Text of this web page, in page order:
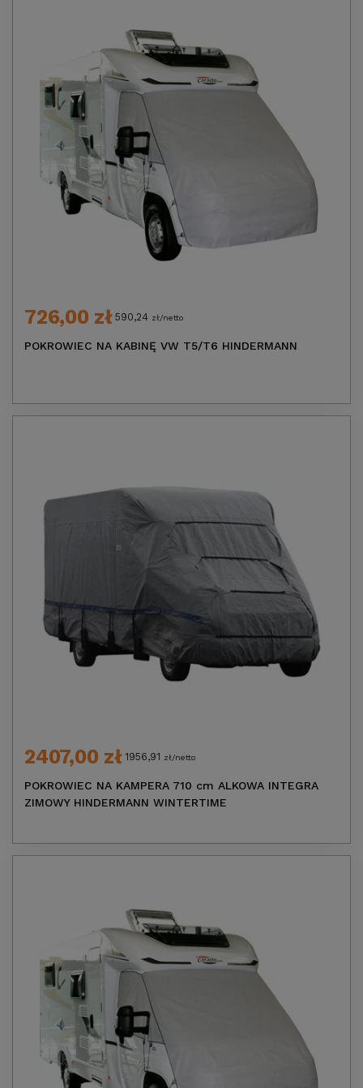
726,00 zł 590,24 zł/netto
POKROWIEC NA KABINĘ VW T5/T6 HINDERMANN
2407,00 zł 1956,91 zł/netto
POKROWIEC NA KAMPERA 710 cm ALKOWA INTEGRA
ZIMOWY HINDERMANN WINTERTIME